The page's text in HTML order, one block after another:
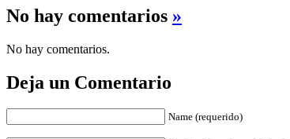
No hay comentarios »
No hay comentarios.
Deja un Comentario
Name (requerido)